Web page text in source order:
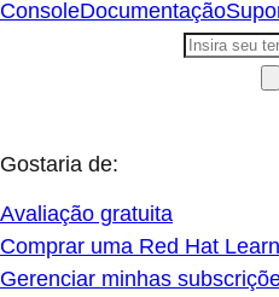
ConsoleDocumentação
Gostaria de:
Avaliação gratuita
Comprar uma Red Hat
Gerenciar minhas